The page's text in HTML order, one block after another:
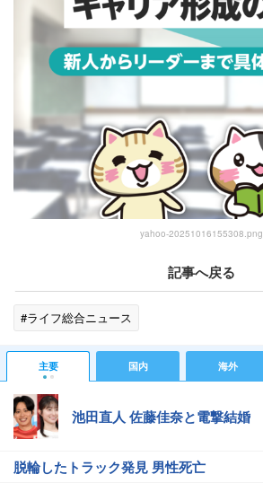
yahoo-20251016155308.png
記事へ戻る
#ライフ総合ニュース
主要 国内 海外
池田直人 佐藤佳奈と電撃結婚
脱輪したトラック発見 男性死亡